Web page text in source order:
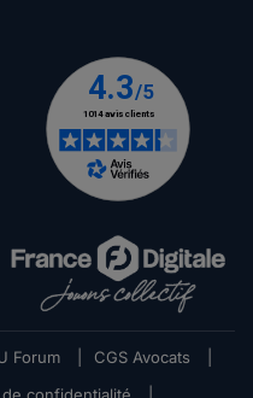
Forum CGS Avocats